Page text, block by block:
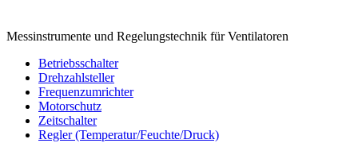
Messinstrumente und Regelungstechnik für Ventilatoren
Betriebsschalter
Drehzahlsteller
Frequenzumrichter
Motorschutz
Zeitschalter
Regler (Temperatur/Feuchte/Druck)